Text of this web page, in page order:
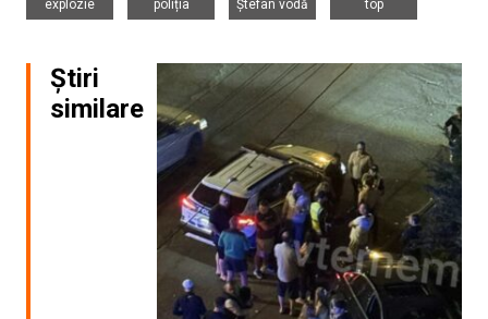
explozie
poliția
Ștefan vodă
top
Știri
similare